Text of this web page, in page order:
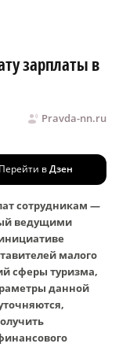
зарплаты в
Pravda-nn.ru
Перейти вДзен
сотрудникам —
ведущими
малого
сферы туризма,
данной